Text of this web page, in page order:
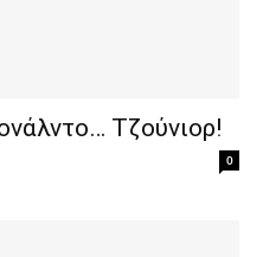
Τζούνιορ!
0